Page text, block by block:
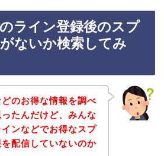
ライン登録後のスプ
ないか検索してみ
のお得な情報を調べ
たんだけど、みんな
ンなどでお得なスプ
配信していないのか